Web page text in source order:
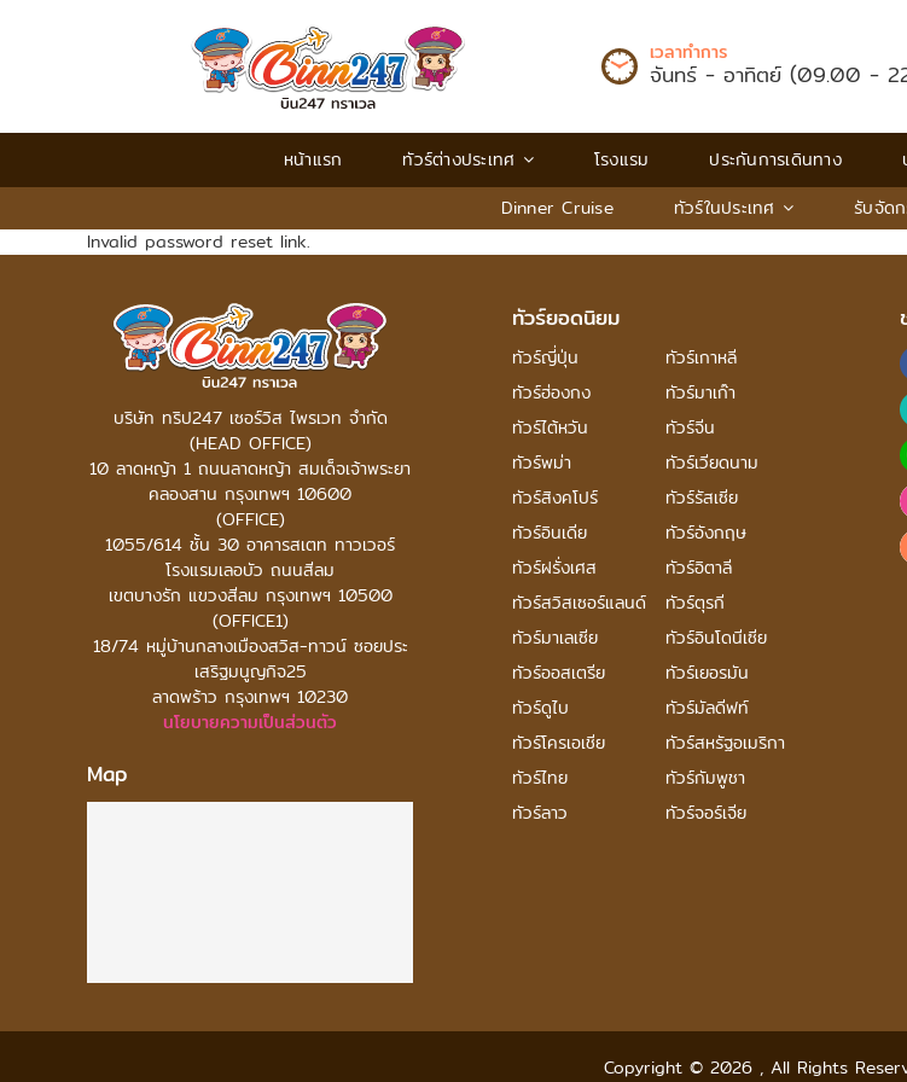
เวลาทำการ
จันทร์ - อาทิตย์ (09.00 -
หน้าแรก ทัวร์ต่างประเทศ โรงแรม ประกันการเดินทาง
Dinner Cruise
ทัวร์ในประเทศ รับจัด
Invalid password reset link.
บริษัท ทริป247 เซอร์วิส ไพรเวท จำกัด
(HEAD OFFICE)
10 ลาดหญ้า 1 ถนนลาดหญ้า สมเด็จเจ้าพระยา
คลองสาน กรุงเทพฯ 10600
(OFFICE)
1055/614 ชั้น 30 อาคารสเตท ทาวเวอร์
โรงแรมเลอบัว ถนนสีลม
เขตบางรัก แขวงสีลม กรุงเทพฯ 10500
(OFFICE1)
18/74 หมู่บ้านกลางเมืองสวิส-ทาวน์ ซอยประ
เสริฐมนูญกิจ25
ลาดพร้าว กรุงเทพฯ 10230
นโยบายความเป็นส่วนตัว
Map
ทัวร์ยอดนิยม
ทัวร์ญี่ปุ่น
ทัวร์เกาหลี
ทัวร์ฮ่องกง
ทัวร์มาเก๊า
ทัวร์ไต้หวัน
ทัวร์จีน
ทัวร์พม่า
ทัวร์เวียดนาม
ทัวร์สิงคโปร์
ทัวร์รัสเซีย
ทัวร์อินเดีย
ทัวร์อังกฤษ
ทัวร์ฝรั่งเศส
ทัวร์อิตาลี
ทัวร์สวิสเซอร์แลนด์
ทัวร์ตุรกี
ทัวร์มาเลเซีย
ทัวร์อินโดนีเซีย
ทัวร์ออสเตรีย
ทัวร์เยอรมัน
ทัวร์ดูไบ
ทัวร์มัลดีฟท์
ทัวร์โครเอเชีย
ทัวร์สหรัฐอเมริกา
ทัวร์ไทย
ทัวร์กัมพูชา
ทัวร์ลาว
ทัวร์จอร์เจีย
Copyright © 2026 , All Rights